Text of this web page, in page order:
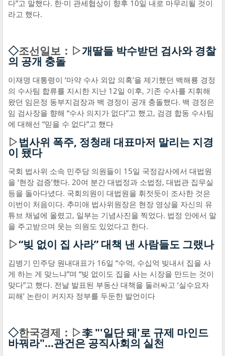
다”고 말했다. 한·미 관세협상이 향후 10일 내로 마무리될 것이
라고 했다.
◇조선일보：▷개딸들 박수받던 검사와 경찰
의 공개 충돌
이재명 대통령이 ‘마약 수사 외압 의혹’을 제기했던 백해룡 경정
의 수사팀 합류를 지시한 지난 12일 이후, 기존 수사를 지휘해
왔던 임은정 동부지검장과 백 경정이 공개 충돌했다. 백 경정은
임 검사장을 향해 “수사 의지가 없다”고 했고, 검경 합동 수사팀
에 대해선 “믿을 수 없다”고 했다
▷법사위 폭주, 정청래 대표마저 말리는 지경
이 됐다
국회 법사위 소속 민주당 의원들이 15일 국정감사에서 대법원
을 ‘현장 검증’했다. 20여 분간 대법정과 소법정, 대법관 집무실
등을 돌아다녔다. 국회의원이 대법원을 휘젓듯이 조사한 것은
이번이 처음이다. 추미애 법사위원장은 현장 영상을 자신의 유
튜브 채널에 올렸고, 일부는 기념사진을 찍었다. 법정 안에서 말
을 주고받으며 웃는 의원도 있었다고 한다.
▷“빚 없이 집 사라” 대책 낸 사람들도 그랬나
김병기 민주당 원내대표가 16일 “수억, 수십억 빚내서 집을 사
게 하는 게 맞느냐”며 “빚 없이도 집을 사는 시장을 만드는 것이
맞다”고 했다. 전날 발표된 부동산 대책을 둘러싸고 ‘실수요자
피해’ 논란이 커지자 정부를 두둔한 발언이다
◇한국경제：▷李 "'일단 돼'로 규제 마인드
바꿔라"…관건은 공직사회의 실천